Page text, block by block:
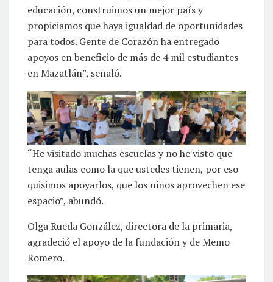
educación, construimos un mejor país y
propiciamos que haya igualdad de oportunidades
para todos. Gente de Corazón ha entregado
apoyos en beneficio de más de 4 mil estudiantes
en Mazatlán”, señaló.
“He visitado muchas escuelas y no he visto que
tenga aulas como la que ustedes tienen, por eso
quisimos apoyarlos, que los niños aprovechen ese
espacio”, abundó.
Olga Rueda González, directora de la primaria,
agradeció el apoyo de la fundación y de Memo
Romero.